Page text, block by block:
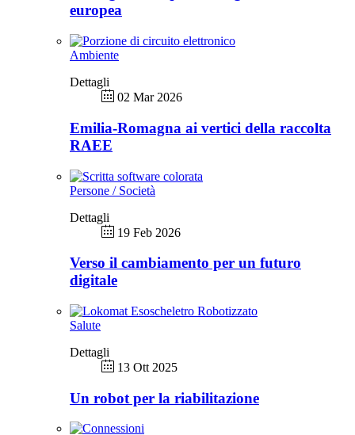
europea
Ambiente
Dettagli
02 Mar 2026
Emilia-Romagna ai vertici della raccolta
RAEE
Persone / Società
Dettagli
19 Feb 2026
Verso il cambiamento per un futuro
digitale
Salute
Dettagli
13 Ott 2025
Un robot per la riabilitazione